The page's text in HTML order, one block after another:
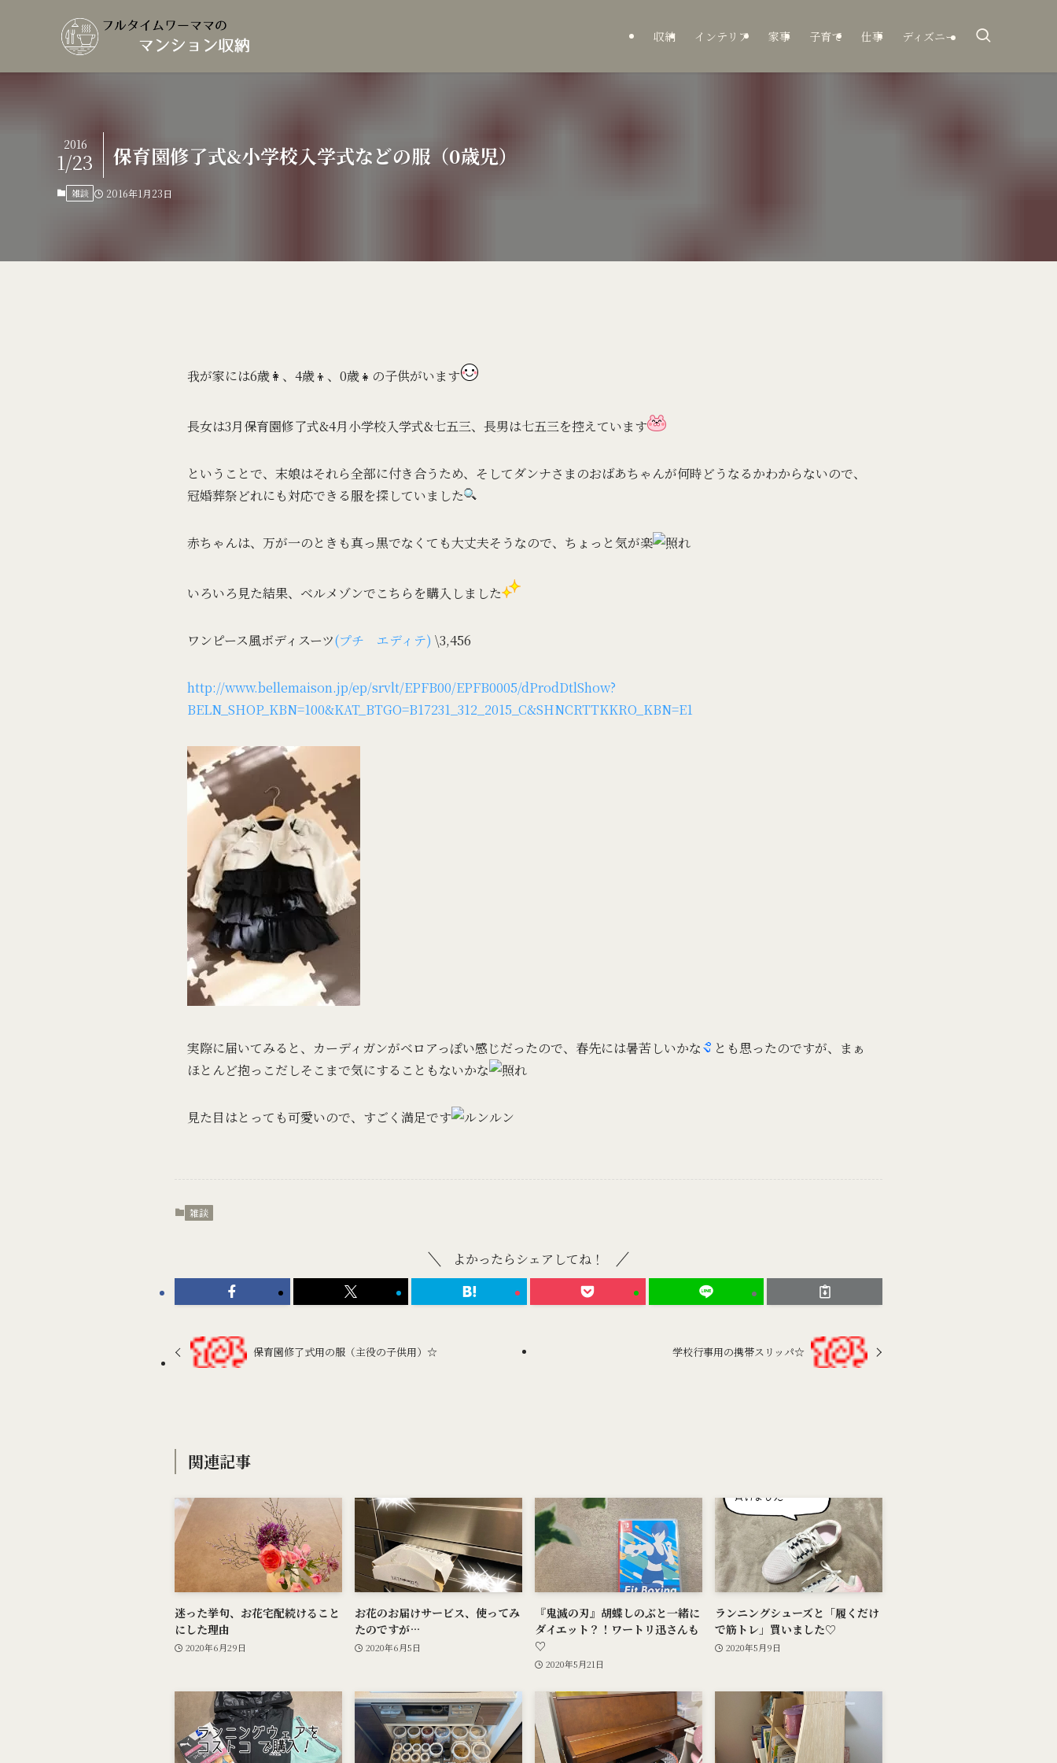
収納 インテリア 家事 子育て 仕事 ディズニー
保育園修了式&小学校入学式などの服（0歳児）
2016
1/23
雑談 2016年1月23日
我が家には6歳👩、4歳👦、0歳👧の子供がいます
長女は3月保育園修了式&4月小学校入学式&七五三、長男は七五三を控えています
ということで、末娘はそれら全部に付き合うため、そしてダンナさまのおばあちゃんが何時どうなるかわからないので、
冠婚葬祭どれにも対応できる服を探していました
赤ちゃんは、万が一のときも真っ黒でなくても大丈夫そうなので、ちょっと気が楽
いろいろ見た結果、ベルメゾンでこちらを購入しました
ワンピース風ボディスーツ(プチ エディテ) \3,456
http://www.bellemaison.jp/ep/srvlt/EPFB00/EPFB0005/dProdDtlShow?
BELN_SHOP_KBN=100&KAT_BTGO=B17231_312_2015_C&SHNCRTTKKRO_KBN=E1
実際に届いてみると、カーディガンがベロアっぽい感じだったので、春先には暑苦しいかな
とも思ったのですが、まぁ
ほとんど抱っこだしそこまで気にすることもないかな
見た目はとっても可愛いので、すごく満足です
雑談
よかったらシェアしてね！
保育園修了式用の服（主役の子供用）☆ 学校行事用の携帯スリッパ☆
関連記事
迷った挙句、お花宅配続けること
にした理由
2020年6月29日
お花のお届けサービス、使ってみ
たのですが…
2020年6月5日
『鬼滅の刃』胡蝶しのぶと一緒に
ダイエット？！ワートリ迅さんも
♡
2020年5月21日
ランニングシューズと「履くだけ
で筋トレ」買いました♡
2020年5月9日